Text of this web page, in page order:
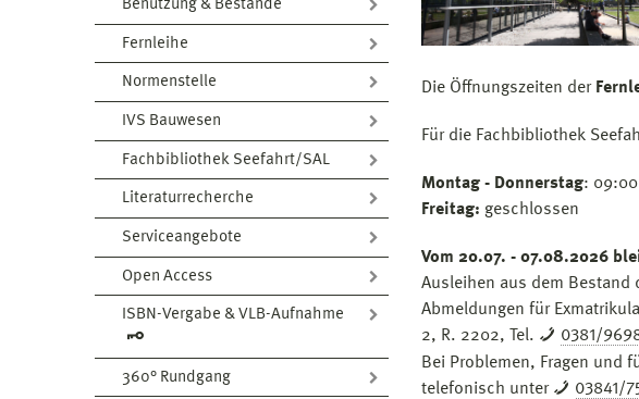
Benutzung & Bestände
Fernleihe
Normenstelle
IVS Bauwesen
Fachbibliothek Seefahrt/SAL
Literaturrecherche
Serviceangebote
Open Access
ISBN-Vergabe & VLB-Aufnahme
360° Rundgang
Die Öffnungszeiten der
Für die Fachbibliothek
Montag - Donnerstag:
Freitag: geschlossen
Vom 20.07. - 07.08.2026
Ausleihen aus dem Bestand
Abmeldungen für
2, R. 2202, Tel.
0381/
Bei Problemen, Fragen und
telefonisch unter
03841/